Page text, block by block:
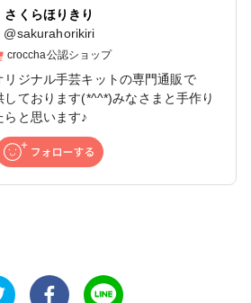
さくらほりきり
@sakurahorikiri
croccha公認ショップ
リジナル手芸キットの専門通販で
ております(*^^*)みなさまと手作り
と思います♪